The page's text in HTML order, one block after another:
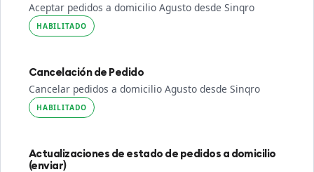
Aceptar pedidos a domicilio Agusto desde Sinqro
HABILITADO
Cancelación de Pedido
Cancelar pedidos a domicilio Agusto desde Sinqro
HABILITADO
Actualizaciones de estado de pedidos a domicilio
(enviar)